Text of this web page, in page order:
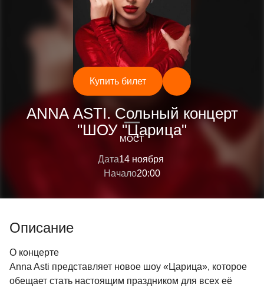
ANNA ASTI. Сольный концерт
"ШОУ "Царица"
Дата14 ноября
Начало20:00
Купить билет
—
МОСТ
Описание
О концерте
Anna Asti представляет новое шоу «Царица», которое
обещает стать настоящим праздником для всех её